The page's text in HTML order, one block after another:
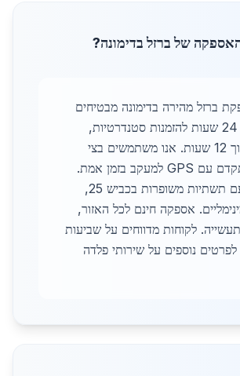
של ברזל בדימונה?
ברזל מהירה בדימונה מבטיחים
משלוח תוך 24 שעות להזמנות סטנדרטיות,
ולעדיפות תוך 12 שעות. אנו משתמשים בצי
משאיות מתקדם עם GPS למעקב בזמן אמת.
ב-2026, עם תשתיות משופרות בכביש 25,
אספקה חינם לכל האזור,
לקוחות מדווחים על שביעות
לפרטים נוספים על שירותי פלדה